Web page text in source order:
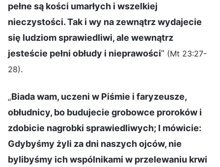
pełne są kości umarłych i wszelkiej
nieczystości. Tak i wy na zewnątrz wydajecie
się ludziom sprawiedliwi, ale wewnątrz
jesteście pełni obłudy i nieprawości” (Mt 23:27-
28).
„Biada wam, uczeni w Piśmie i faryzeusze,
obłudnicy, bo budujecie grobowce proroków i
zdobicie nagrobki sprawiedliwych; I mówicie:
Gdybyśmy żyli za dni naszych ojców, nie
bylibyśmy ich wspólnikami w przelewaniu krwi